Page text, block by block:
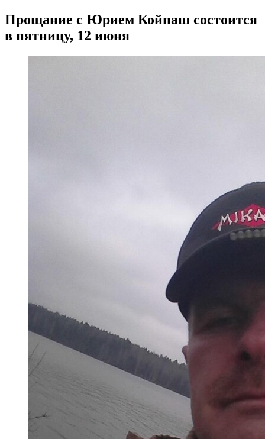
Прощание с Юрием Койпаш состоится
в пятницу, 12 июня